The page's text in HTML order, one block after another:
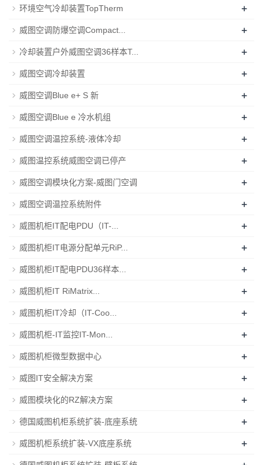
环境空气冷却装置TopTherm +
威图空调防爆空调Compact... +
冷却装置户外威图空调36样本T... +
威图空调冷却装置 +
威图空调Blue e+ S 新 +
威图空调Blue e 冷水机组 +
威图空调温控系统-液体冷却 +
威图温控系统威图空调已停产 +
威图空调模块化方案-威图门空调 +
威图空调温控系统附件 +
威图机柜IT配电PDU（IT-... +
威图机柜IT电源分配单元RiP... +
威图机柜IT配电PDU36样本... +
威图机柜IT RiMatrix... +
威图机柜IT冷却（IT-Coo... +
威图机柜-IT监控IT-Mon... +
威图机柜微型数据中心 +
威图IT安全解决方案 +
威图模块化的RZ解决方案 +
德国威图机柜系统扩装-底座系统 +
威图机柜系统扩装-VX底座系统 +